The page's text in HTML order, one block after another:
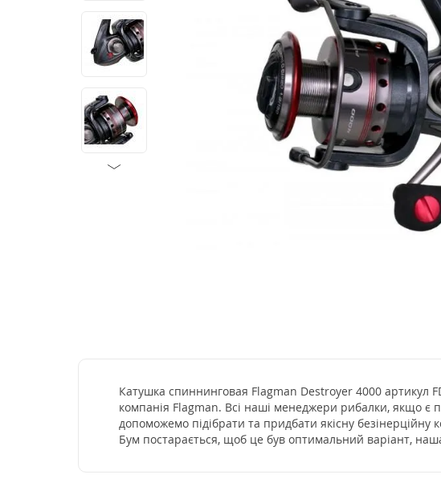
Катушка спиннинговая Flagman Destroyer 4000 артикул
компанія Flagman. Всі наші менеджери рибалки, якщо є
допоможемо підібрати та придбати якісну безінерційну
Бум постарається, щоб це був оптимальний варіант,